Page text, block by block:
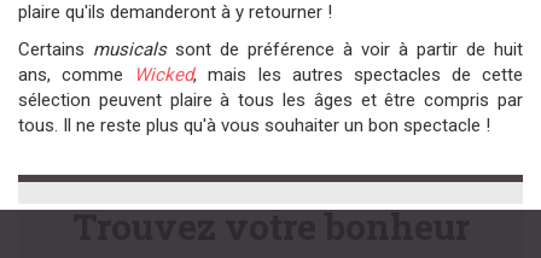
plaire qu'ils demanderont à y retourner !
Certains musicalssont de préférence à voir à partir de huit
ans, comme
Wicked, mais les autres spectacles de cette
sélection peuvent plaire à tous les âges et être compris par
tous. Il ne reste plus qu'à vous souhaiter un bon spectacle !
Trouvez votre bonheur